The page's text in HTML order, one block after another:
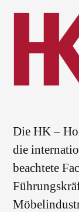
Die HK –
die
beachtete